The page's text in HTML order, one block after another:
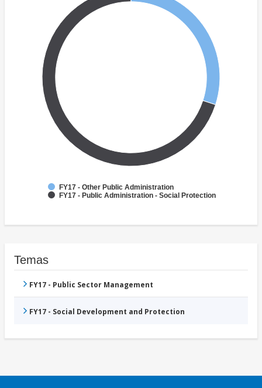
FY17 - Other Public Administration
FY17 - Public Administration - Social Protection
Temas
FY17 - Public Sector Management
FY17 - Social Development and Protection